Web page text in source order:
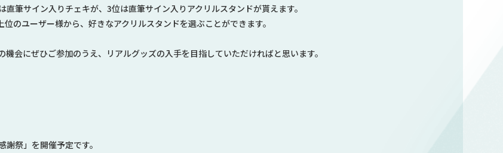
直筆サイン入りチェキが、3位は直筆サイン入りアクリルスタンドが貰えます。
のユーザー様から、好きなアクリルスタンドを選ぶことができます。
会にぜひご参加のうえ、リアルグッズの入手を目指していただければと思います。
祭」を開催予定です。